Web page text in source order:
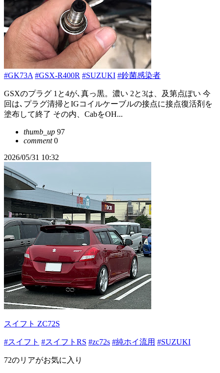
#GK73A #GSX-R400R #SUZUKI #鈴菌感染者
GSXのプラグ 1と4が､真っ黒。濃い 2と3は、及第点ぽい 今
回は､プラグ清掃とIGコイルケーブルの接点に接点復活剤を
塗布して終了 その内、CabをOH...
thumb_up 97
comment0
2026/05/31 10:32
スイフト ZC72S
#スイフト #スイフトRS #zc72s #純ホイ流用 #SUZUKI
72のリアがお気に入り